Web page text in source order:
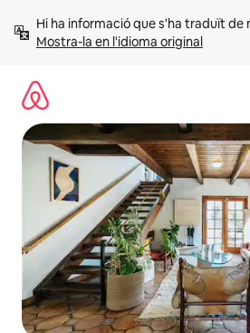
Mostra-la en l'idioma original